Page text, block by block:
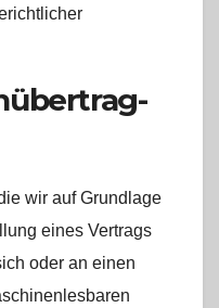
wir auf Grundlage
eines Vertrags
oder an einen